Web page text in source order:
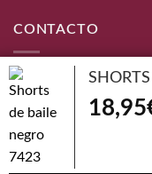
CONTACTO
Teléfono:
656 872 190
© Danza y mas.
18,95